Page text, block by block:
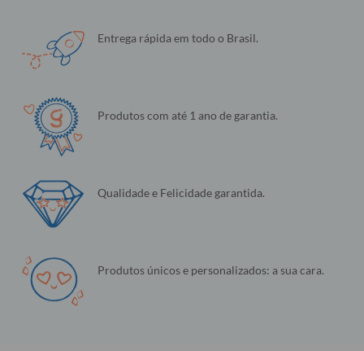
Entrega rápida em todo o Brasil.
Produtos com até 1 ano de garantia.
Qualidade e Felicidade garantida.
Produtos únicos e personalizados: a sua cara.